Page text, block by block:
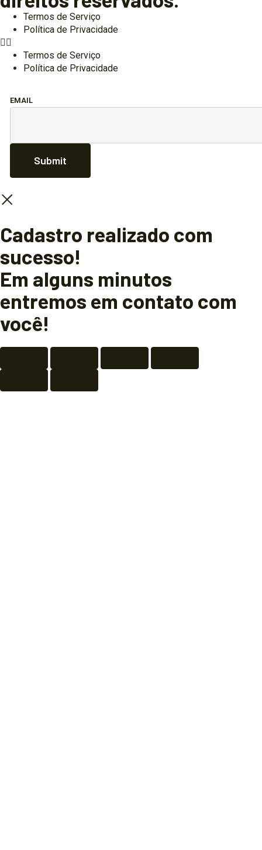
Termos de Serviço
Política de Privacidade
Termos de Serviço
Política de Privacidade
EMAIL
Submit
Cadastro realizado com
sucesso!
Em alguns minutos
entremos em contato com
você!